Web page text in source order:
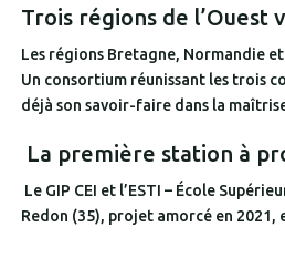
Trois régions de
Les régions Bretagne, Normandie
Un consortium réunissant les trois
déjà son savoir-faire dans la
La première station à
Le GIP CEI et l’ESTI – École
Redon (35), projet amorcé en